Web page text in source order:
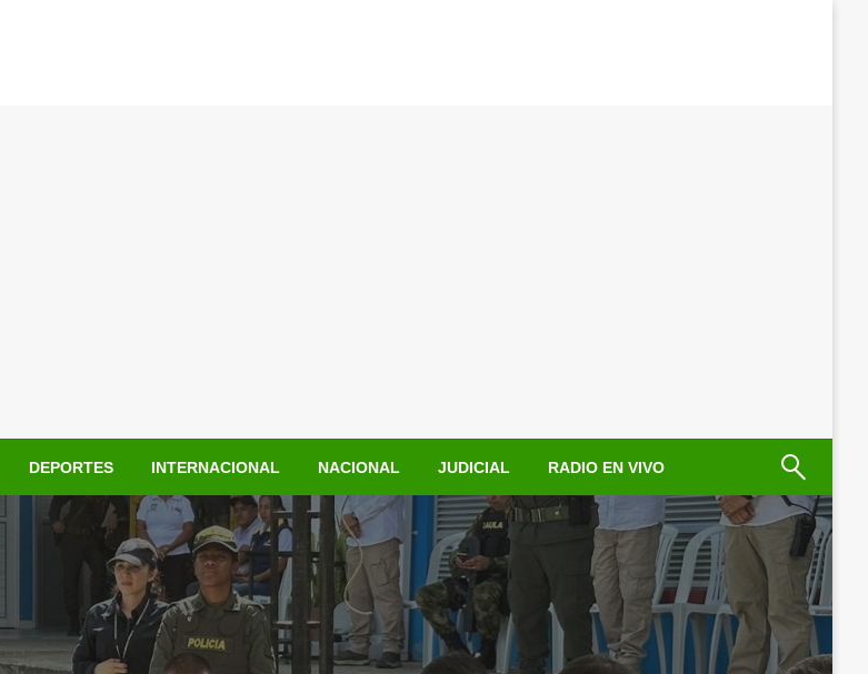
DEPORTES INTERNACIONAL NACIONAL JUDICIAL RADIO EN VIVO